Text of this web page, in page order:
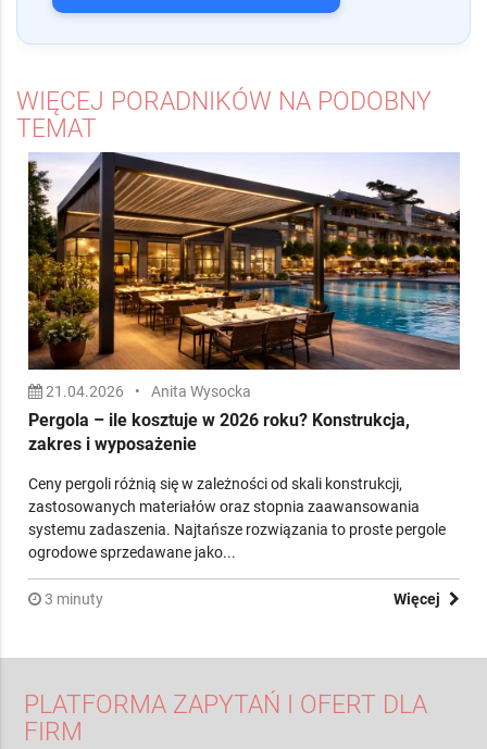
WIĘCEJ PORADNIKÓW NA PODOBNY
TEMAT
21.04.2026 • Anita Wysocka
Pergola – ile kosztuje w 2026 roku? Konstrukcja,
zakres i wyposażenie
Ceny pergoli różnią się w zależności od skali konstrukcji,
zastosowanych materiałów oraz stopnia zaawansowania
systemu zadaszenia. Najtańsze rozwiązania to proste pergole
ogrodowe sprzedawane jako...
3 minuty Więcej
PLATFORMA ZAPYTAŃ I OFERT DLA
FIRM